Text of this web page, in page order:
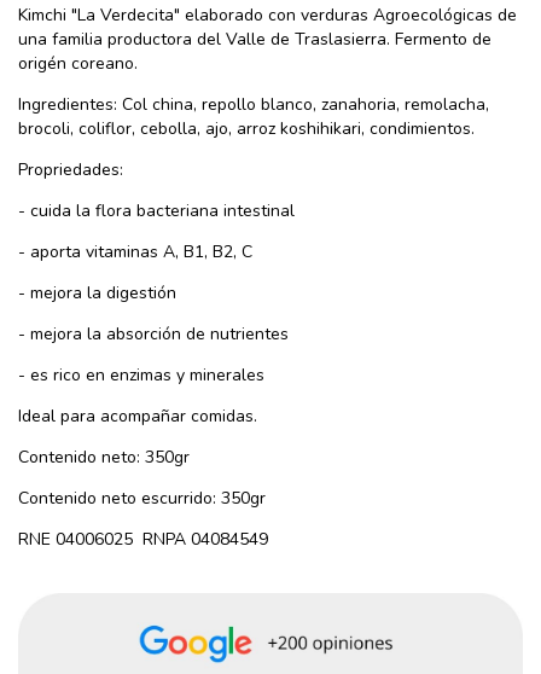
Kimchi "La Verdecita" elaborado con verduras Agroecológicas de
una familia productora del Valle de Traslasierra. Fermento de
origén coreano.
Ingredientes: Col china, repollo blanco, zanahoria, remolacha,
brocoli, coliflor, cebolla, ajo, arroz koshihikari, condimientos.
Propriedades:
- cuida la flora bacteriana intestinal
- aporta vitaminas A, B1, B2, C
- mejora la digestión
- mejora la absorción de nutrientes
- es rico en enzimas y minerales
Ideal para acompañar comidas.
Contenido neto: 350gr
Contenido neto escurrido: 350gr
RNE 04006025 RNPA 04084549